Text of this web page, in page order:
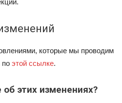
которые мы проводим
по этой ссылке.
этих изменениях?